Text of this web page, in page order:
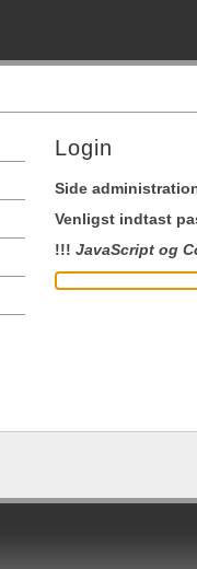
Login
Side
Venligst indtast
!!! JavaScript og